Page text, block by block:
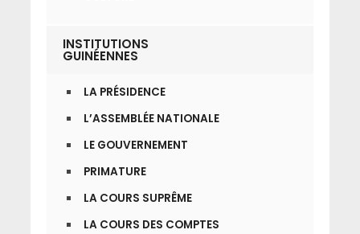
INSTITUTIONS
GUINÉENNES
LA PRÉSIDENCE
L’ASSEMBLÉE NATIONALE
LE GOUVERNEMENT
PRIMATURE
LA COURS SUPRÊME
LA COURS DES COMPTES